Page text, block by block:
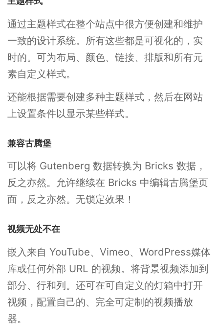
通过主题样式在整个站点中很方便创建和维护
一致的设计系统。所有这些都是可视化的，实
时的。可为布局、颜色、链接、排版和所有元
素自定义样式。
还能根据需要创建多种主题样式，然后在网站
上设置条件以显示某些样式。
兼容古腾堡
可以将 Gutenberg 数据转换为 Bricks 数据，
反之亦然。允许继续在 Bricks 中编辑古腾堡页
面，反之亦然。无锁定效果！
视频无处不在
嵌入来自 YouTube、Vimeo、WordPress媒体
库或任何外部 URL 的视频。将背景视频添加到
部分、行和列。还可在可自定义的灯箱中打开
视频，配置自己的、完全可定制的视频播放
器。